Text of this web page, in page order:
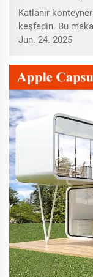
Katlanır
keşfedin. Bu
küresel
açıklamaktadır.
Jun. 24. 2025